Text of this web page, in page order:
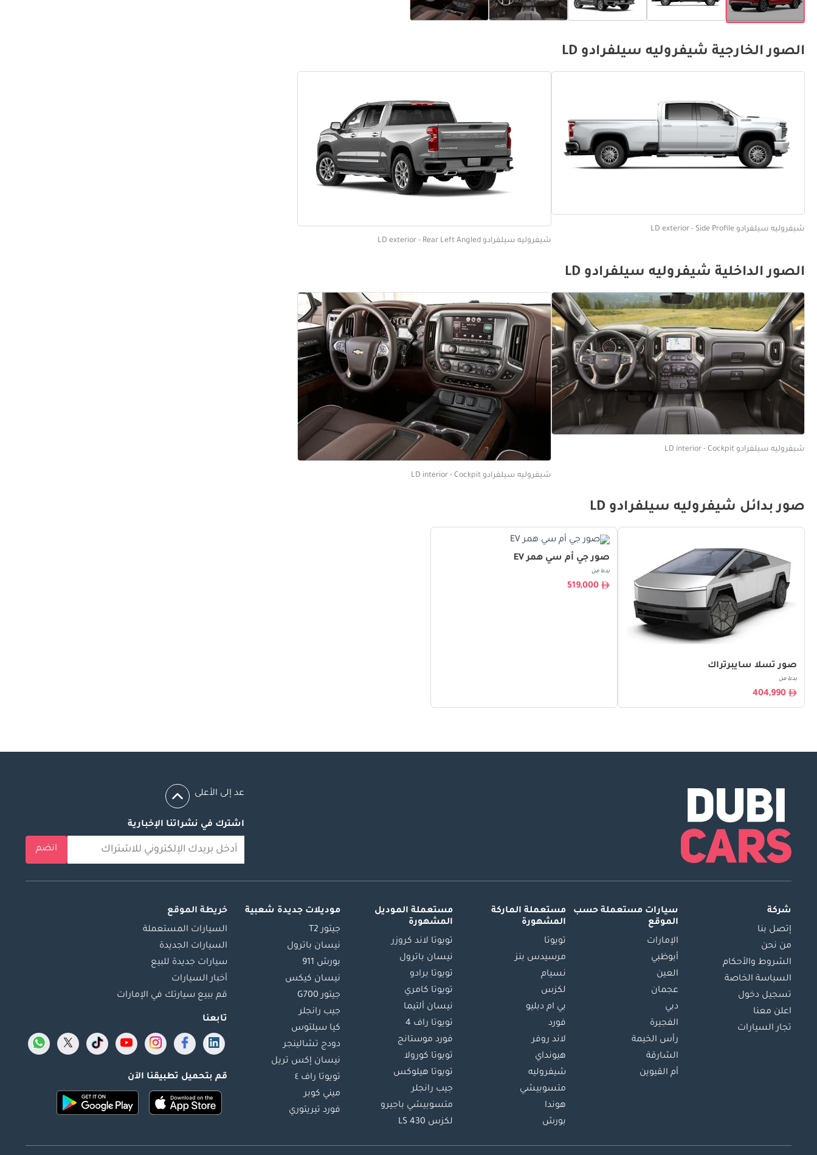
الصور الخارجية شيفروليه سيلفرادو LD
شيفروليه سيلفرادو LD exterior - Side Profile
شيفروليه سيلفرادو LD exterior - Rear Left Angled
الصور الداخلية شيفروليه سيلفرادو LD
شيفروليه سيلفرادو LD interior - Cockpit
شيفروليه سيلفرادو LD interior - Cockpit
صور بدائل شيفروليه سيلفرادو LD
صور تسلا سايبرتراك
بدءا من
404,990
صور جي أم سي همر EV
بدءا من
519,000
عد إلى الأعلى
اشترك في نشراتنا الإخبارية
انضم
شركة
إتصل بنا
من نحن
الشروط والأحكام
السياسة الخاصة
تسجيل دخول
اعلن معنا
تجار السيارات
سيارات مستعملة حسب
الموقع
الإمارات
أبوظبي
العين
عجمان
دبي
الفجيرة
رأس الخيمة
الشارقة
أم القيوين
مستعملة الماركة
المشهورة
تويوتا
مرسيدس بنز
نسيام
لكزس
بي ام دبليو
فورد
لاند روفر
هيونداي
شيفروليه
متسوبيشي
هوندا
بورش
مستعملة الموديل
المشهورة
تويوتا لاند كروزر
نيسان باترول
تويوتا برادو
تويوتا كامري
نيسان ألتيما
تويوتا راف 4
فورد موستانج
تويوتا كورولا
تويوتا هيلوكس
جيب رانجلر
متسوبيشي باجيرو
لكزس LS 430
موديلات جديدة شعبية
جيتور T2
نيسان باترول
بورش 911
نيسان كيكس
جيتور G700
جيب رانجلر
كيا سيلتوس
دودج تشالينجر
نيسان إكس تريل
تويوتا راف ٤
ميني كوبر
فورد تيريتوري
خريطة الموقع
السيارات المستعملة
السيارات الجديدة
سيارات جديدة للبيع
أخبار السيارات
قم ببيع سيارتك في الإمارات
تابعنا
قم بتحميل تطبيقنا الآن